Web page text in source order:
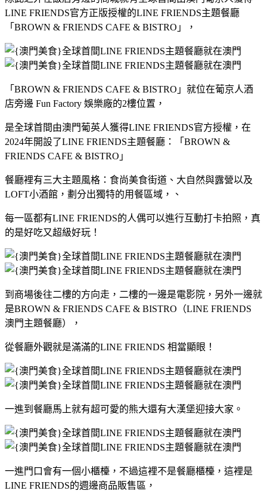
LINE FRIENDS官方正版授權的LINE FRIENDS主題餐廳
「BROWN & FRIENDS CAFE & BISTRO」，
「BROWN & FRIENDS CAFE & BISTRO」就位在葡京人酒
店旁邊 Fun Factory 娛樂廠的2樓位置，
是全球首間由澳門葡英人獲得LINE FRIENDS官方授權，在
2024年開設了LINE FRIENDS主題餐廳：「BROWN &
FRIENDS CAFE & BISTRO」
餐廳裡有三大主題風格：食尚美食街道、大自然與露營以及
LOFT小酒館，劃分出獨特的用餐區域，、
每一區都有LINE FRIENDS的人偶可以進行互動打卡拍照，真
的是好吃又超級好玩！
到商場後往二樓的方向走，二樓的一邊是電影院，另外一邊就
是BROWN & FRIENDS CAFE & BISTRO（LINE FRIENDS
澳門主題餐廳），
從餐廳外觀就是滿滿的LINE FRIENDS 相當顯眼！
一進到餐廳馬上就有超可愛的熊大還有大漢堡迎接大家。
一進門口會有一個小櫃檯，不過這裡不是餐廳櫃檯，這裡是
LINE FRIENDS的週邊商品販售區，